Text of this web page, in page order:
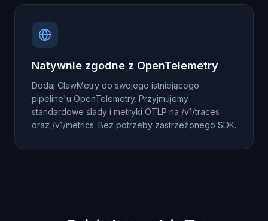
Natywnie zgodne z OpenTelemetry
Dodaj ClawMetry do swojego istniejącego
pipeline'u OpenTelemetry. Przyjmujemy
standardowe ślady i metryki OTLP na /v1/traces
oraz /v1/metrics. Bez potrzeby zastrzeżonego SDK.